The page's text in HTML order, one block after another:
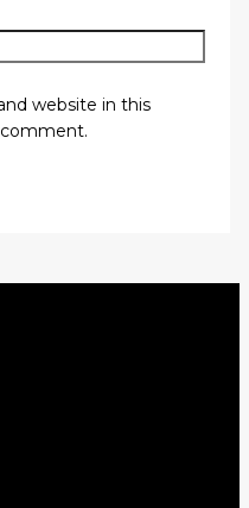
website in this